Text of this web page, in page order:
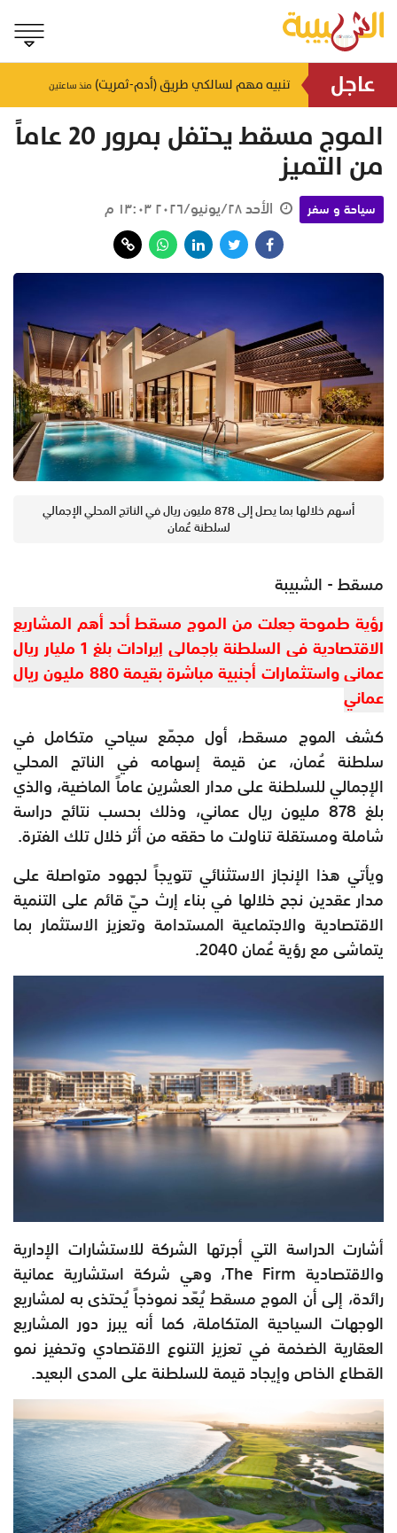
عاجل
تنبيه مهم لسالكي طريق (أدم-ثمريت)منذ ساعتينالموج مسقط يحتفل بمرور 20 عاماً
من التميز
سياحة و سفر الأحد ٢٨/يونيو/٢٠٢٦ ١٣:٠٣ م
أسهم خلالها بما يصل إلى 878 مليون ريال في الناتج المحلي الإجمالي
لسلطنة عُمان
مسقط - الشبيبة
رؤية طموحة جعلت من الموج مسقط أحد أهم المشاريع
الاقتصادية في السلطنة بإجمالي إيرادات بلغ 1 مليار ريال
عماني واستثمارات أجنبية مباشرة بقيمة 880 مليون ريال
عماني
كشف الموج مسقط، أول مجمّع سياحي متكامل في
سلطنة عُمان، عن قيمة إسهامه في الناتج المحلي
الإجمالي للسلطنة على مدار العشرين عاماً الماضية، والذي
بلغ 878 مليون ريال عماني، وذلك بحسب نتائج دراسة
شاملة ومستقلة تناولت ما حققه من أثر خلال تلك الفترة.
ويأتي هذا الإنجاز الاستثنائي تتويجاً لجهود متواصلة على
مدار عقدين نجح خلالها في بناء إرث حيّ قائم على التنمية
الاقتصادية والاجتماعية المستدامة وتعزيز الاستثمار بما
يتماشى مع رؤية عُمان 2040.
أشارت الدراسة التي أجرتها الشركة للاستشارات الإدارية
والاقتصادية The Firm، وهي شركة استشارية عمانية
رائدة، إلى أن الموج مسقط يُعّد نموذجاً يُحتذى به لمشاريع
الوجهات السياحية المتكاملة، كما أنه يبرز دور المشاريع
العقارية الضخمة في تعزيز التنوع الاقتصادي وتحفيز نمو
القطاع الخاص وإيجاد قيمة للسلطنة على المدى البعيد.